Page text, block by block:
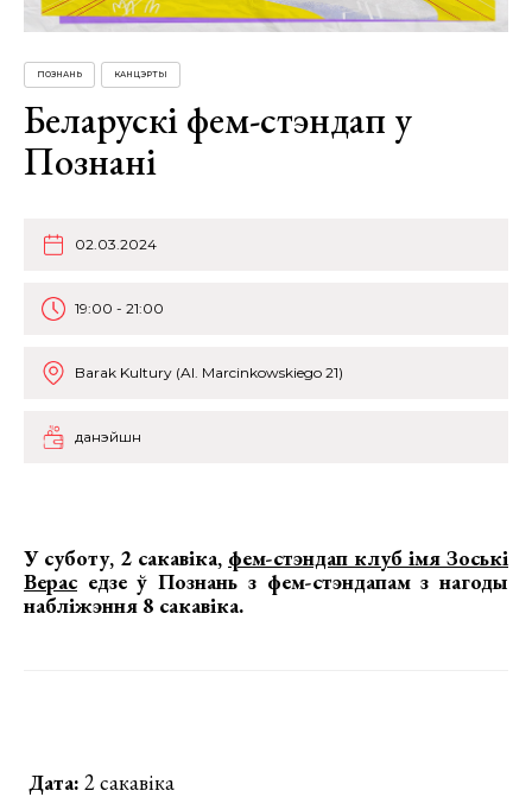
ПОЗНАНЬ КАНЦЭРТЫ
Беларускі фем-стэндап у
Познані
02.03.2024
19:00 - 21:00
Barak Kultury (Al. Marcinkowskiego 21)
данэйшн
У суботу, 2 сакавіка, фем-стэндап клуб імя Зоські
Верас едзе ў Познань з фем-стэндапам з нагоды
набліжэння 8 сакавіка.
Дата: 2 сакавіка